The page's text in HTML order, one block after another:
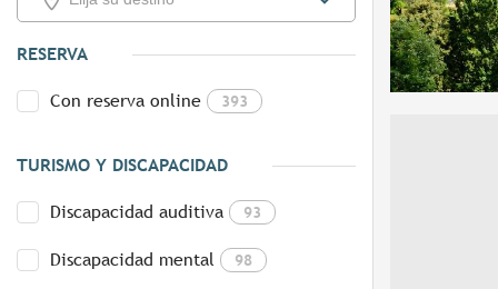
RESERVA
Con reserva online 393
TURISMO Y DISCAPACIDAD
Discapacidad auditiva 93
Discapacidad mental 98